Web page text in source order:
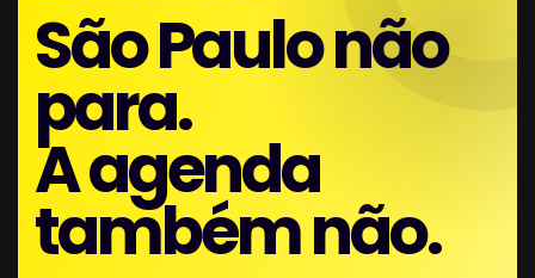
São Paulo não
para.
A agenda
também não.